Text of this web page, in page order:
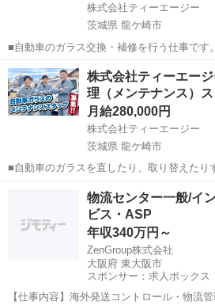
株式会社ティーエージー
茨城県 龍ケ崎市
■自動車のガラス交換・補修を行う仕事です
サイドガラスの交換作業を担当します。 ■具体的には ・車両からガラ
スを取り外す作業 ・新しいガラスの取り付
・簡単な清掃や仕上げ作...
茨城 龍ケ崎市 その他
株式会社ティーエー
理（メンテナンス）
月給280,000円
株式会社ティーエージー
茨城県 龍ケ崎市
■自動車のガラスを直したり、取り替えたり
ガラスやサイドガラスの交換・修理を担当
作業からお任せします。 チームで動くので
りません。 ■やること ・車...
龍ケ崎市 その他
物流センター一般/イ
ビス・ASP
年収340万円～
ZenGroup株式会社
大阪府 東大阪市
スポンサー：求人ボックス
【仕事内容】海外発送コントロール・物流